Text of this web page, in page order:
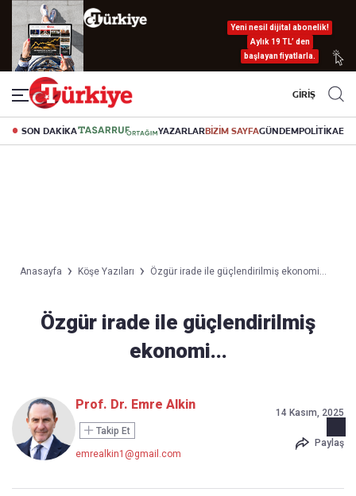
Yeni nesil dijital abonelik!
Aylık 19 TL’ den
başlayan fiyatlarla.
GİRİŞ
SON DAKİKA YAZARLARBİZİM SAYFAGÜNDEMPOLİTİKA
Anasayfa Köşe Yazıları Özgür irade ile güçlendirilmiş ekonomi...
Özgür irade ile güçlendirilmiş
ekonomi...
Prof. Dr. Emre Alkin
Takip Et
emrealkin1@gmail.com
14 Kasım, 2025
Paylaş